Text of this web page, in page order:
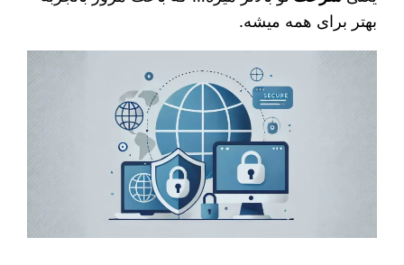
بهتر برای همه میشه.